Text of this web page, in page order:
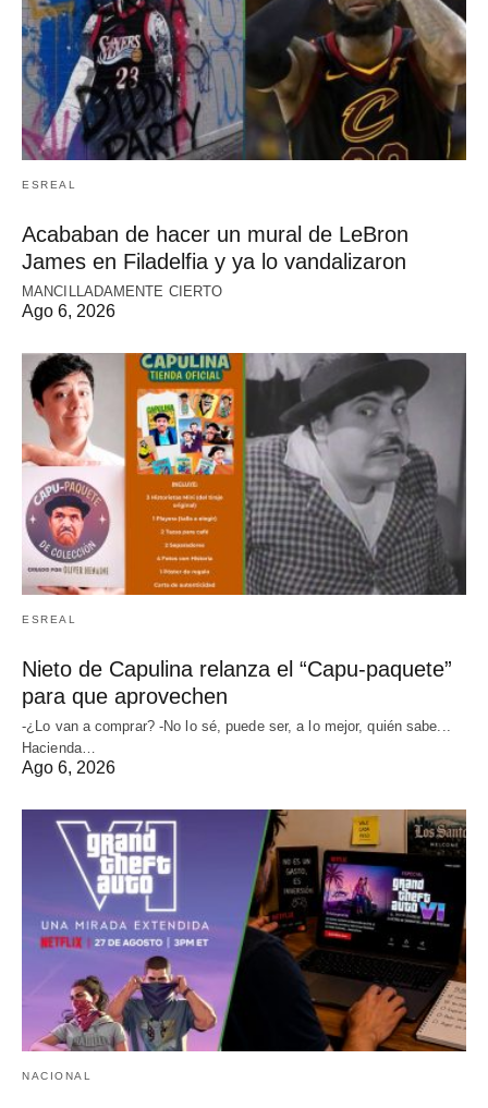
ESREAL
Acababan de hacer un mural de LeBron
James en Filadelfia y ya lo vandalizaron
MANCILLADAMENTE CIERTO
Ago 6, 2026
ESREAL
Nieto de Capulina relanza el “Capu-paquete”
para que aprovechen
-¿Lo van a comprar? -No lo sé, puede ser, a lo mejor, quién sabe...
Hacienda…
Ago 6, 2026
NACIONAL